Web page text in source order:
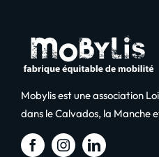
Mobylis est une association
dans le Calvados, la Manche